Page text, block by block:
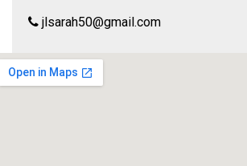
jlsarah50@gmail.com